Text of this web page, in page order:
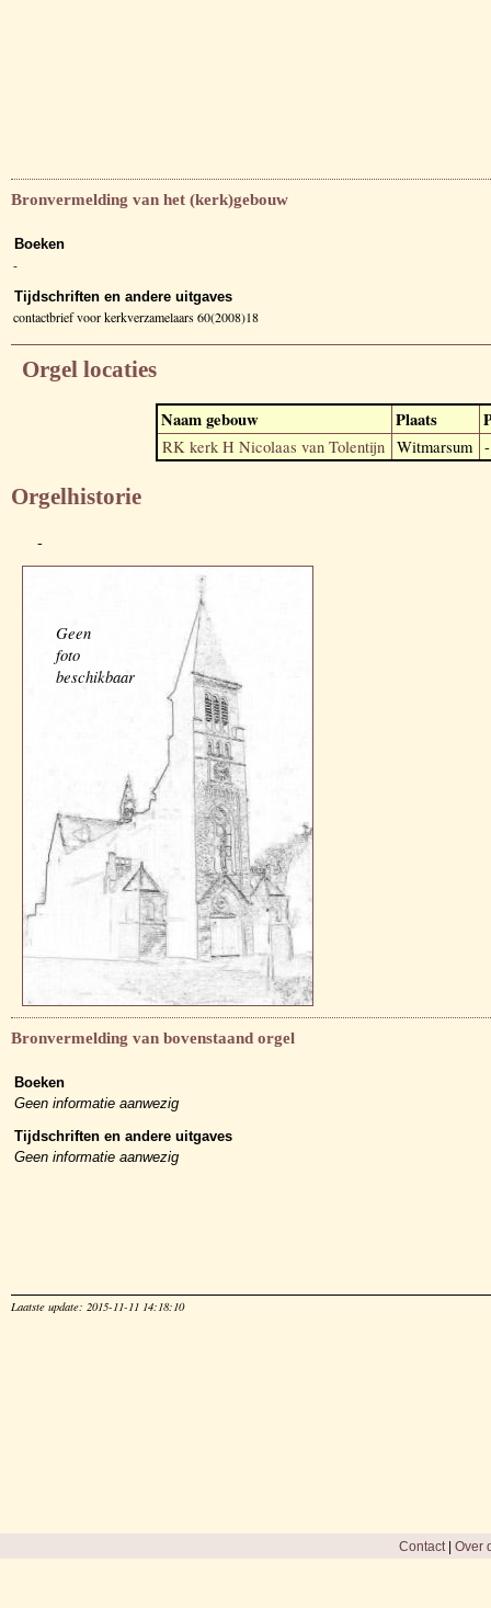
Bronvermelding van het (kerk)gebouw
Boeken
-
Tijdschriften en andere uitgaves
contactbrief voor kerkverzamelaars 60(2008)18
Orgel locaties
Naam gebouw Plaats
RK kerk H Nicolaas van Tolentijn Witmarsum -
Orgelhistorie
-
Geen
foto
beschikbaar
Bronvermelding van bovenstaand orgel
Boeken
Geen informatie aanwezig
Tijdschriften en andere uitgaves
Geen informatie aanwezig
Laatste update: 2015-11-11 14:18:10
Contact| Over